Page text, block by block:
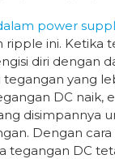
power
ini. Ketika
diri dengan
yang
DC naik,
disimpannya
Dengan cara
tegangan DC